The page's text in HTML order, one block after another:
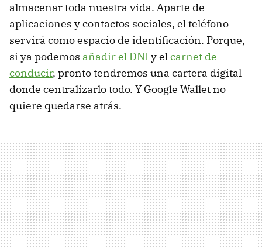
almacenar toda nuestra vida. Aparte de
aplicaciones y contactos sociales, el teléfono
servirá como espacio de identificación. Porque,
si ya podemos añadir el DNIy elcarnet de
conducir, pronto tendremos una cartera digital
donde centralizarlo todo. Y Google Wallet no
quiere quedarse atrás.